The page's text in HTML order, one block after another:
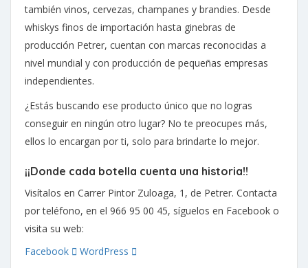
también vinos, cervezas, champanes y brandies. Desde
whiskys finos de importación hasta ginebras de
producción Petrer, cuentan con marcas reconocidas a
nivel mundial y con producción de pequeñas empresas
independientes.
¿Estás buscando ese producto único que no logras
conseguir en ningún otro lugar? No te preocupes más,
ellos lo encargan por ti, solo para brindarte lo mejor.
¡¡Donde cada botella cuenta una historia!!
Visítalos en Carrer Pintor Zuloaga, 1, de Petrer. Contacta
por teléfono, en el 966 95 00 45, síguelos en Facebook o
visita su web:
Facebook
WordPress